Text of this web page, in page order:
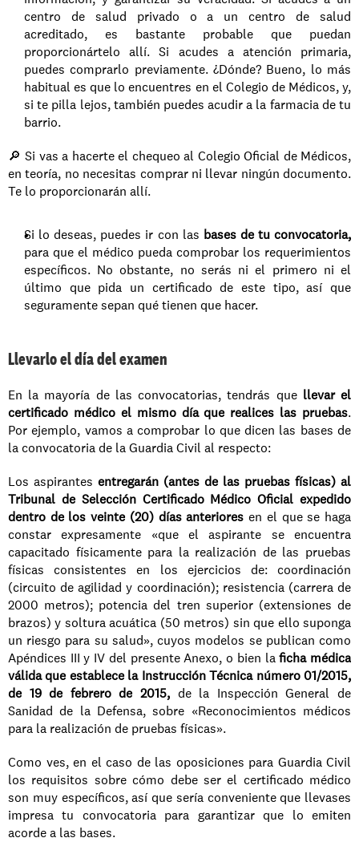
centro de salud privado o a un centro de salud
acreditado, es bastante probable que puedan
proporcionártelo allí. Si acudes a atención primaria,
puedes comprarlo previamente. ¿Dónde? Bueno, lo más
habitual es que lo encuentres en el Colegio de Médicos, y,
si te pilla lejos, también puedes acudir a la farmacia de tu
barrio.
🔎 Si vas a hacerte el chequeo al Colegio Oficial de Médicos,
en teoría, no necesitas comprar ni llevar ningún documento.
Te lo proporcionarán allí.
Si lo deseas, puedes ir con las bases de tu convocatoria,
para que el médico pueda comprobar los requerimientos
específicos. No obstante, no serás ni el primero ni el
último que pida un certificado de este tipo, así que
seguramente sepan qué tienen que hacer.
Llevarlo el día del examen
En la mayoría de las convocatorias, tendrás que llevar el
certificado médico el mismo día que realices las pruebas.
Por ejemplo, vamos a comprobar lo que dicen las bases de
la convocatoria de la Guardia Civil al respecto:
Los aspirantes entregarán (antes de las pruebas físicas) al
Tribunal de Selección Certificado Médico Oficial expedido
dentro de los veinte (20) días anteriores en el que se haga
constar expresamente «que el aspirante se encuentra
capacitado físicamente para la realización de las pruebas
físicas consistentes en los ejercicios de: coordinación
(circuito de agilidad y coordinación); resistencia (carrera de
2000 metros); potencia del tren superior (extensiones de
brazos) y soltura acuática (50 metros) sin que ello suponga
un riesgo para su salud», cuyos modelos se publican como
Apéndices III y IV del presente Anexo, o bien la ficha médica
válida que establece la Instrucción Técnica número 01/2015,
de 19 de febrero de 2015, de la Inspección General de
Sanidad de la Defensa, sobre «Reconocimientos médicos
para la realización de pruebas físicas».
Como ves, en el caso de las oposiciones para Guardia Civil
los requisitos sobre cómo debe ser el certificado médico
son muy específicos, así que sería conveniente que llevases
impresa tu convocatoria para garantizar que lo emiten
acorde a las bases.